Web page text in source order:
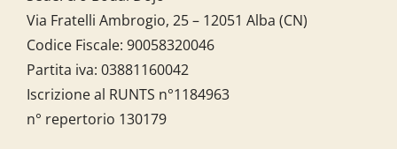
Via Fratelli Ambrogio, 25 – 12051 Alba (CN)
Codice Fiscale: 90058320046
Partita iva: 03881160042
Iscrizione al RUNTS n°1184963
n° repertorio 130179